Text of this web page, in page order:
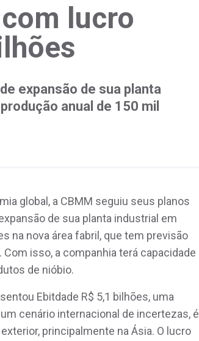
lucro
expansão de sua planta
anual de 150 mil
global, a CBMM seguiu seus planos
de sua planta industrial em
na nova área fabril, que tem previsão
isso, a companhia terá capacidade
de nióbio.
Ebitdade R$ 5,1 bilhões, uma
cenário internacional de incertezas, é
principalmente na Ásia. O lucro